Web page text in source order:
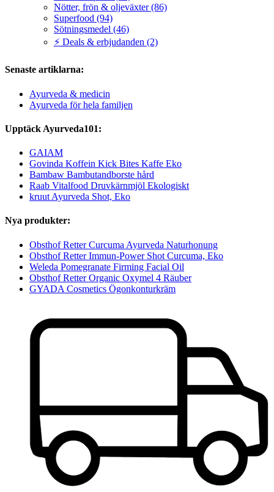
Nötter, frön & oljeväxter (86)
Superfood (94)
Sötningsmedel (46)
⚡ Deals & erbjudanden (2)
Senaste artiklarna:
Ayurveda & medicin
Ayurveda för hela familjen
Upptäck Ayurveda101:
GAIAM
Govinda Koffein Kick Bites Kaffe Eko
Bambaw Bambutandborste hård
Raab Vitalfood Druvkärnmjöl Ekologiskt
kruut Ayurveda Shot, Eko
Nya produkter:
Obsthof Retter Curcuma Ayurveda Naturhonung
Obsthof Retter Immun-Power Shot Curcuma, Eko
Weleda Pomegranate Firming Facial Oil
Obsthof Retter Organic Oxymel 4 Räuber
GYADA Cosmetics Ögonkonturkräm